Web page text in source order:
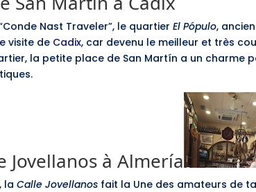
Nast Traveler”, le quartierEl Pópulo,
visite de Cadix, car devenu le meilleur et très
la petite place de San Martín a un charme
Jovellanos à Almería
laCalle Jovellanos fait la Une des amateurs de